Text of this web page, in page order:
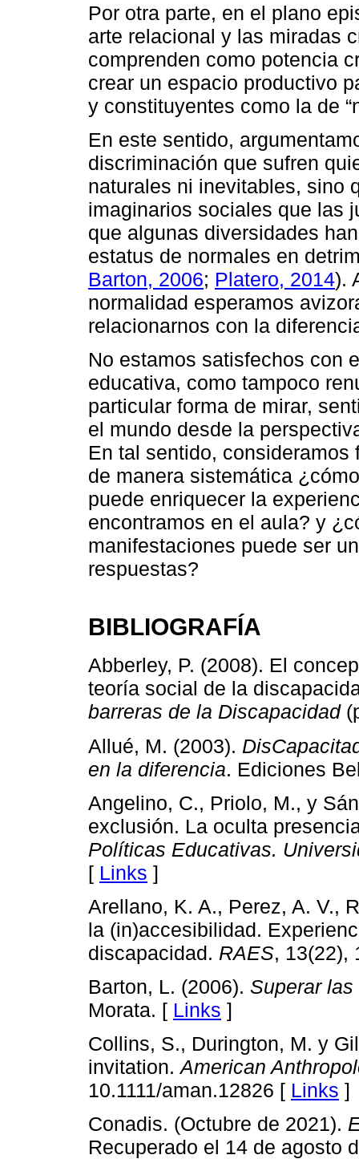
Por otra parte, en el plano
arte relacional y las miradas
comprenden como potencia
crear un espacio productivo
y constituyentes como la de
En este sentido,
discriminación que sufren
naturales ni inevitables, sino
imaginarios sociales que las
que algunas diversidades
estatus de normales en
Barton, 2006; Platero, 2014).
normalidad esperamos
relacionarnos con la
No estamos satisfechos con
educativa, como tampoco
particular forma de mirar,
el mundo desde la
En tal sentido,
de manera sistemática
puede enriquecer la
encontramos en el aula? y
manifestaciones puede ser
respuestas?
BIBLIOGRAFÍA
Abberley, P. (2008). El
teoría social de la
barreras de la Discapacidad
Allué, M. (2003).
en la diferencia. Ediciones
Angelino, C., Priolo, M., y
exclusión. La oculta
Políticas Educativas.
[ Links ]
Arellano, K. A., Perez, A. V.,
la (in)accesibilidad.
discapacidad. RAES, 13(22),
Barton, L. (2006). Superar
Morata. [ Links ]
Collins, S., Durington, M. y
invitation.American
10.1111/aman.12826 [ Links ]
Conadis. (Octubre de 2021).
Recuperado el 14 de agosto